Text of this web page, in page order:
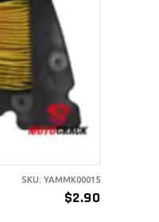
$2.90
SKU: YAMMK00015